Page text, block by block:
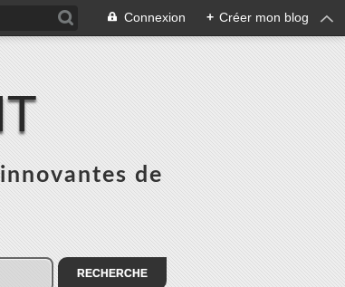
Connexion + Créer mon blog
de